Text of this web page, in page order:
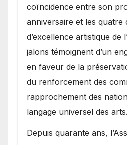
coïncidence entre son
anniversaire et les quatre
d’excellence artistique de
jalons témoignent d’un
en faveur de la
du renforcement des
rapprochement des
langage universel des arts.
​Depuis quarante ans,